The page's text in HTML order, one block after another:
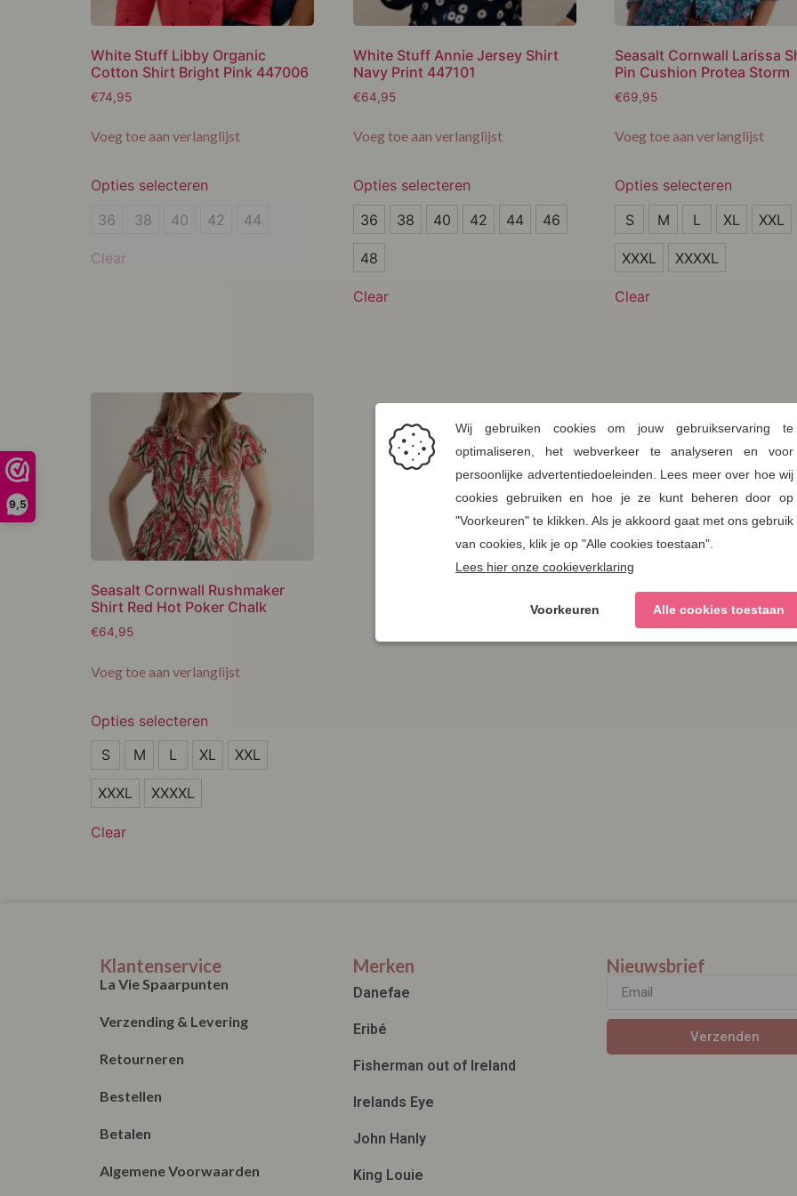
9,5
White Stuff Libby Organic
Cotton Shirt Bright Pink 447006
€74,95
Voeg toe aan verlanglijst
Opties selecteren
36
38
36 38 40 42 44
Clear
White Stuff Annie Jersey Shirt
Navy Print 447101
€64,95
Voeg toe aan verlanglijst
Opties selecteren
36
38
36 38 40 42 44 46
48
Clear
Seasalt Cornwall Larissa
Pin Cushion Protea Storm
€69,95
Voeg toe aan verlanglijst
Opties selecteren
S
M
XXXXL
S M L XL XXL
XXXL XXXXL
Clear
Seasalt Cornwall Rushmaker
Shirt Red Hot Poker Chalk
€64,95
Voeg toe aan verlanglijst
Opties selecteren
S
M
XXXXL
S M L XL XXL
XXXL XXXXL
Clear
Klantenservice
La Vie Spaarpunten
Verzending & Levering
Retourneren
Bestellen
Betalen
Algemene Voorwaarden
Merken
Danefae
Eribé
Fisherman out of Ireland
Irelands Eye
John Hanly
King Louie
Nieuwsbrief
Verzenden